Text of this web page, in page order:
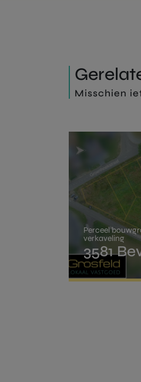
Misschien
Perceel
verkaveling
3581